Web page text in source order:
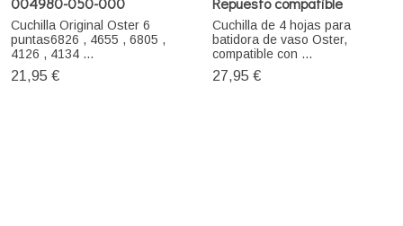
Cuchilla Original Oster 6
puntas6826 , 4655 , 6805 ,
4126 , 4134 ...
21,95 €
Cuchilla de 4 hojas para
batidora de vaso Oster,
compatible con ...
27,95 €